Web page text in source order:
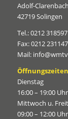
Adolf-
42719 Solingen
Tel.: 0212 318597
Fax: 0212
Mail:
Dienstag
16:00 – 19:00 Uhr
Mittwoch u.
09:00 – 12:00 Uhr